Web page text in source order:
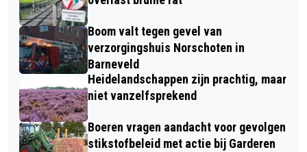
Boom valt tegen gevel van
verzorgingshuis Norschoten in
Barneveld
Heidelandschappen zijn prachtig, maar
niet vanzelfsprekend
Boeren vragen aandacht voor gevolgen
stikstofbeleid met actie bij Garderen